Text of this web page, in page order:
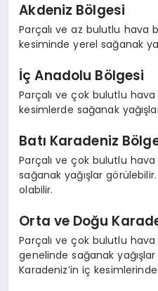
Akdeniz Bölgesi
Parçalı ve az bulutlu hava
kesiminde yerel sağanak
İç Anadolu Bölgesi
Parçalı ve çok bulutlu
kesimlerde sağanak
Batı Karadeniz
Parçalı ve çok bulutlu
sağanak yağışlar
olabilir.
Orta ve Doğu
Parçalı ve çok bulutlu
genelinde sağanak
Karadeniz’in iç